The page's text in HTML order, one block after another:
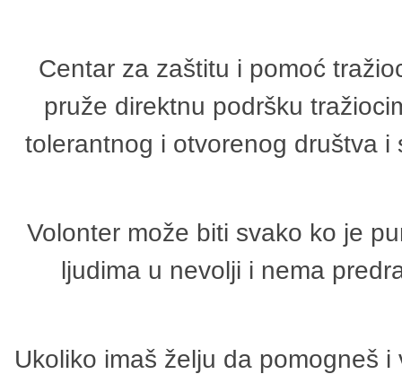
Centar za zaštitu i pomoć
pruže direktnu podršku
tolerantnog i otvorenog društva
Volonter može biti svako ko je
ljudima u nevolji i nema
Ukoliko imaš želju da pomogneš